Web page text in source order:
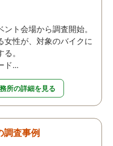
ト会場から調査開始。
女性が、対象のバイクに
。
ド...
所の詳細を見る
調査事例